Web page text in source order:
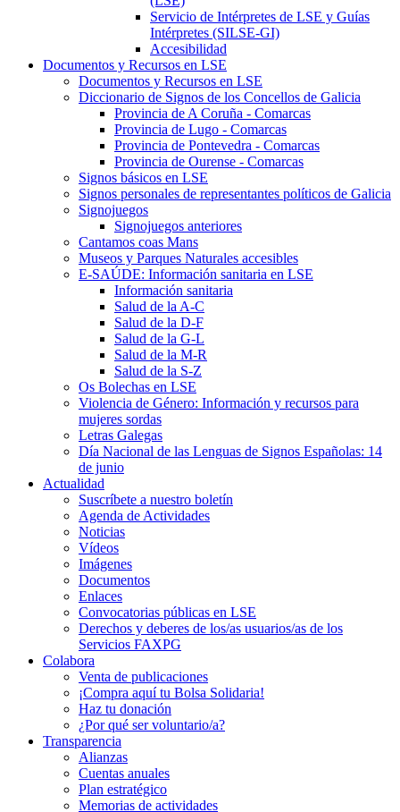
Servicio de Intérpretes de LSE y Guías
Intérpretes (SILSE-GI)
Accesibilidad
Documentos y Recursos en LSE
Documentos y Recursos en LSE
Diccionario de Signos de los Concellos de Galicia
Provincia de A Coruña - Comarcas
Provincia de Lugo - Comarcas
Provincia de Pontevedra - Comarcas
Provincia de Ourense - Comarcas
Signos básicos en LSE
Signos personales de representantes políticos de Galicia
Signojuegos
Signojuegos anteriores
Cantamos coas Mans
Museos y Parques Naturales accesibles
E-SAÚDE: Información sanitaria en LSE
Información sanitaria
Salud de la A-C
Salud de la D-F
Salud de la G-L
Salud de la M-R
Salud de la S-Z
Os Bolechas en LSE
Violencia de Género: Información y recursos para
mujeres sordas
Letras Galegas
Día Nacional de las Lenguas de Signos Españolas: 14
de junio
Actualidad
Suscríbete a nuestro boletín
Agenda de Actividades
Noticias
Vídeos
Imágenes
Documentos
Enlaces
Convocatorias públicas en LSE
Derechos y deberes de los/as usuarios/as de los
Servicios FAXPG
Colabora
Venta de publicaciones
¡Compra aquí tu Bolsa Solidaria!
Haz tu donación
¿Por qué ser voluntario/a?
Transparencia
Alianzas
Cuentas anuales
Plan estratégico
Memorias de actividades